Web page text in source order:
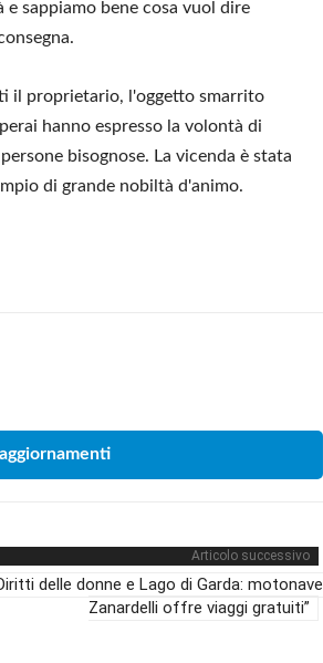
sappiamo bene cosa vuol dire
il proprietario, l'oggetto smarrito
hanno espresso la volontà di
bisognose. La vicenda è stata
di grande nobiltà d'animo.
Articolo successivo
delle donne e Lago di Garda: motonave
Zanardelli offre viaggi gratuiti”